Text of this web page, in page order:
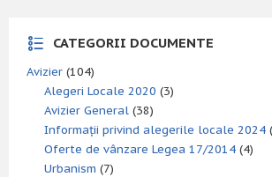
CATEGORII DOCUMENTE
Avizier (104)
Alegeri Locale 2020 (3)
Avizier General (38)
Informații privind alegerile locale 2024
Oferte de vânzare Legea 17/2014 (4)
Urbanism (7)